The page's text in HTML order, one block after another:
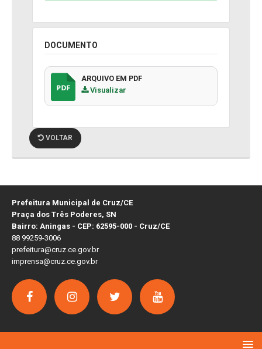
DOCUMENTO
ARQUIVO EM PDF
Visualizar
VOLTAR
Prefeitura Municipal de Cruz/CE
Praça dos Três Poderes, SN
Bairro: Aningas - CEP: 62595-000 - Cruz/CE
88 99259-3006
prefeitura@cruz.ce.gov.br
imprensa@cruz.ce.gov.br